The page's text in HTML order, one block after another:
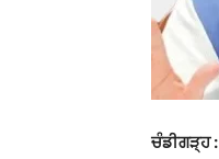
ਚੰਡੀਗੜ੍ਹ :